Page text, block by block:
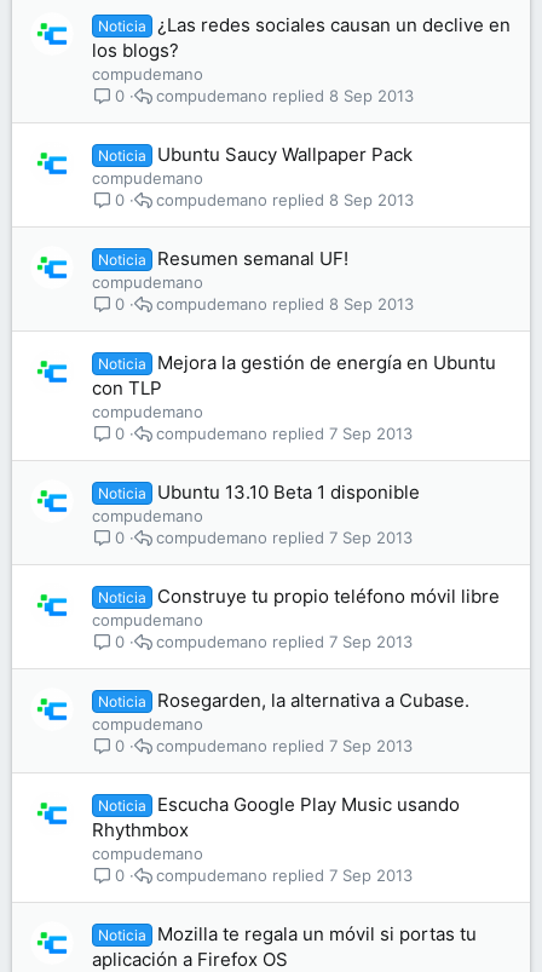
Noticia
¿Las redes sociales causan un declive en
los blogs?
compudemano
0
8 Sep 2013
compudemano
Noticia Ubuntu Saucy Wallpaper Pack
compudemano
0
8 Sep 2013
compudemano
Noticia Resumen semanal UF!
compudemano
0
8 Sep 2013
compudemano
Noticia
Mejora la gestión de energía en Ubuntu
con TLP
compudemano
0
7 Sep 2013
compudemano
Noticia Ubuntu 13.10 Beta 1 disponible
compudemano
0
7 Sep 2013
compudemano
Noticia Construye tu propio teléfono móvil libre
compudemano
0
7 Sep 2013
compudemano
Noticia Rosegarden, la alternativa a Cubase.
compudemano
0
7 Sep 2013
compudemano
Noticia
Escucha Google Play Music usando
Rhythmbox
compudemano
0
7 Sep 2013
compudemano
Noticia
Mozilla te regala un móvil si portas tu
aplicación a Firefox OS